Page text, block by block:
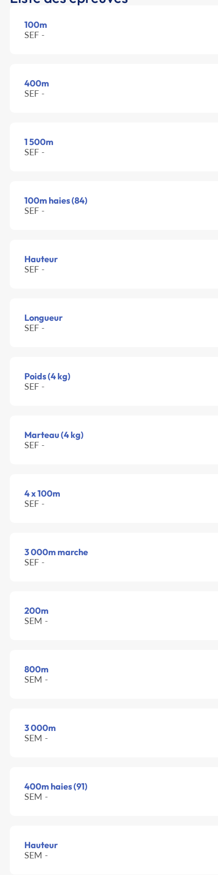
100m
SEF -
400m
SEF -
1 500m
SEF -
100m haies (84)
SEF -
Hauteur
SEF -
Longueur
SEF -
Poids (4 kg)
SEF -
Marteau (4 kg)
SEF -
4 x 100m
SEF -
3 000m marche
SEF -
200m
SEM -
800m
SEM -
3 000m
SEM -
400m haies (91)
SEM -
Hauteur
SEM -